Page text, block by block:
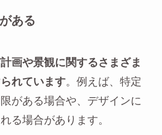
ある
画や景観に関するさまざま
れています。例えば、特定
がある場合や、デザインに
る場合があります。